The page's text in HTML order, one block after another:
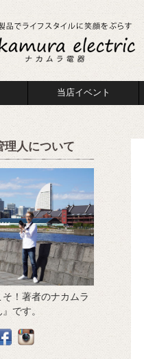
当店イベント
理人について
！著者のナカムラ
です。